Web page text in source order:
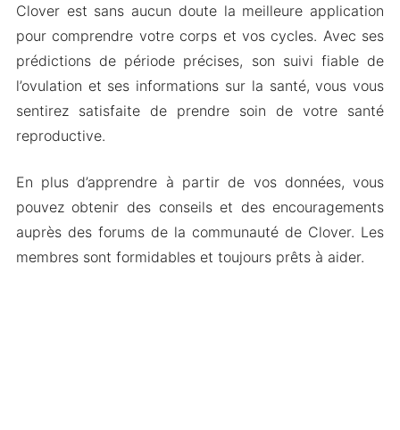
Clover est sans aucun doute la meilleure application
pour comprendre votre corps et vos cycles. Avec ses
prédictions de période précises, son suivi fiable de
l’ovulation et ses informations sur la santé, vous vous
sentirez satisfaite de prendre soin de votre santé
reproductive.
En plus d’apprendre à partir de vos données, vous
pouvez obtenir des conseils et des encouragements
auprès des forums de la communauté de Clover. Les
membres sont formidables et toujours prêts à aider.